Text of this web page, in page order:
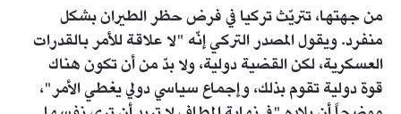
من جهتها، تتريّث تركيا في فرض حظر الطيران بشكل
منفرد. ويقول المصدر التركي إنّه "لا علاقة للأمر بالقدرات
العسكرية، لكن القضية دولية، ولا بدّ من أن تكون هناك
قوة دولية تقوم بذلك، وإجماع سياسي دولي يغطي الأمر"،